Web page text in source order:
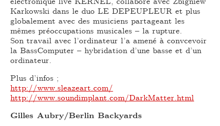
Karkowski dans le duo LE DEPEUPLEUR et plus
globalement avec des musiciens partageant les
mêmes préoccupations musicales – la rupture.
Son travail avec l’ordinateur l’a amené à convcevoir
la BassComputer – hybridation d’une basse et d’un
ordinateur.
Plus d’infos ;
http://www.sleazeart.com/
http://www.soundimplant.com/DarkMatter.html
Gilles Aubry/Berlin Backyards